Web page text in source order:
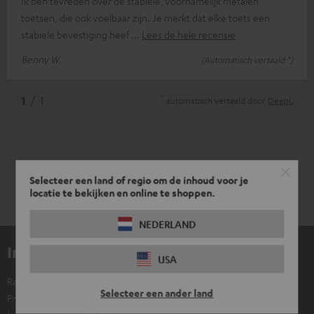
Selecteer een land of regio om de inhoud voor je
locatie te bekijken en online te shoppen.
NEDERLAND
USA
Selecteer een ander land
toetsen, die ook voelbaar zijn. Je merkt dat elke toets een
stabiele bevestiging heef
Lees de hele recensie
Benny W.
(Automatisch vertaald *)
Inhoud levering
Razer BlackWidow V4 X
Productafbeeldingen met QWERTY-toetsenbord wijken af van de